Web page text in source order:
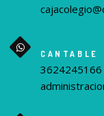
CANTABLE
3624245166